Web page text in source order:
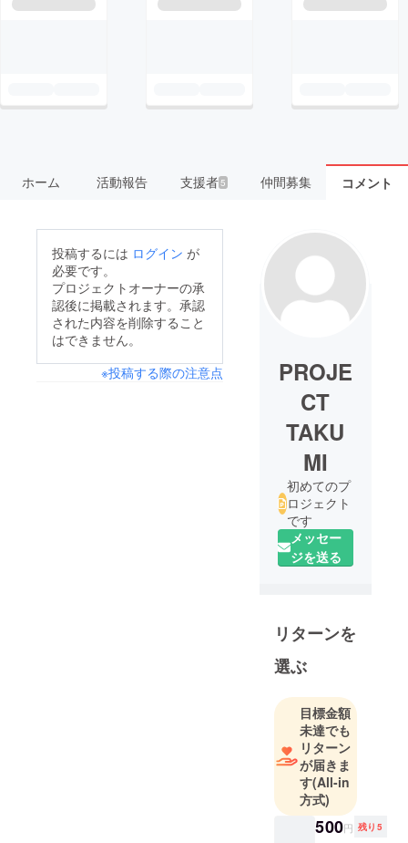
ホーム 活動報告 支援者5 仲間募集 コメント
投稿するには ログイン が
必要です。
プロジェクトオーナーの承
認後に掲載されます。承認
された内容を削除すること
はできません。
※投稿する際の注意点
PROJE
CT
TAKU
MI
初めてのプ
ロジェクト
です
メッセー
ジを送る
リターンを
選ぶ
目標金額
未達でも
リターン
が届きま
す(All-in
方式)
500円 残り5